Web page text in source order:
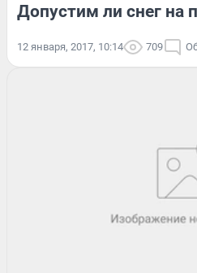
Допустим ли снег на
12 января, 2017, 10:14 709